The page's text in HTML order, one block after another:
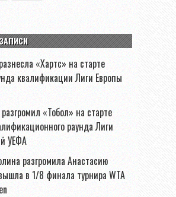
«Хартс» на старте
квалификации Лиги Европы
«Тобол» на старте
раунда Лиги
УЕФА
разгромила Анастасию
в 1/8 финала турнира WTA